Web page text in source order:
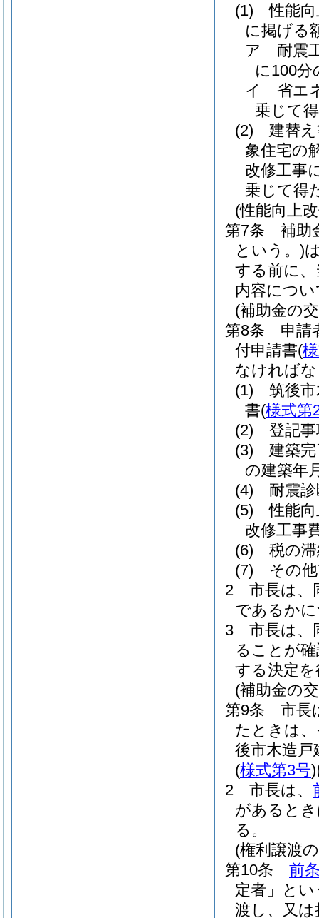
(1)
性能
に掲げる
ア
耐震
に100分
イ
省エ
乗じて
(2)
建替
象住宅の
改修工事
乗じて得
(性能向上
第7条
補助
という。)
する前に
内容につ
(補助金の
第8条
申請
付申請書(
なければ
(1)
筑後
書(様式第
(2)
登記
(3)
建築
の建築年
(4)
耐震
(5)
性能
改修工事
(6)
税の
(7)
その
2
市長は、
であるか
3
市長は、
ることが
する決定
(補助金の
第9条
市長
たときは
後市木造戸
(様式第3号)
2
市長は、
があると
る。
(権利譲渡
第10条
前
定者」とい
渡し、又